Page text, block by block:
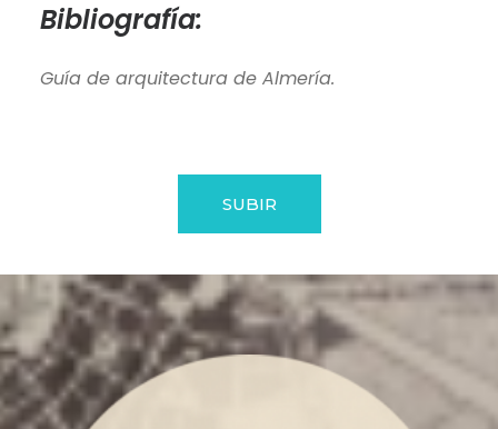
Bibliografía:
Guía de arquitectura de Almería.
SUBIR